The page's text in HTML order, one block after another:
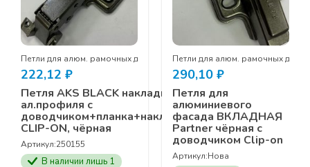
Петли для алюм. рамочных дверей
222,12 ₽
Петля AKS BLACK накладная 09 для
ал.профиля с
доводчиком+планка+накладка+винты
CLIP-ON, чёрная
Артикул:250155
В наличии лишь 1
Петли для алюм. рамочных
290,10 ₽
Петля для
алюминиевого
фасада ВКЛАДНАЯ
Partner чёрная с
доводчиком Clip-on
Артикул:Нова